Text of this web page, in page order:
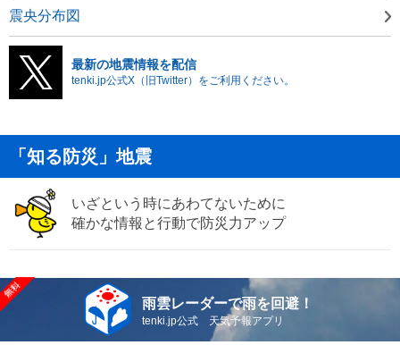
震央分布図
最新の地震情報を配信
tenki.jp公式X（旧Twitter）をご利用ください。
「知る防災」地震
いざという時にあわてないために
確かな情報と行動で防災力アップ
雨雲レーダーで雨を回避！
tenki.jp公式 天気予報アプリ